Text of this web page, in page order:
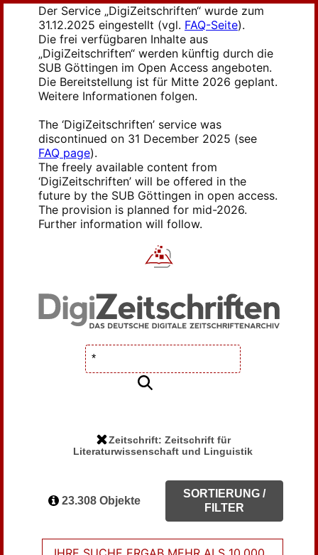
Der Service „DigiZeitschriften“ wurde zum
31.12.2025 eingestellt (vgl. FAQ-Seite).
Die frei verfügbaren Inhalte aus
„DigiZeitschriften“ werden künftig durch die
SUB Göttingen im Open Access angeboten.
Die Bereitstellung ist für Mitte 2026 geplant.
Weitere Informationen folgen.
The ‘DigiZeitschriften’ service was
discontinued on 31 December 2025 (see
FAQ page).
The freely available content from
‘DigiZeitschriften’ will be offered in the
future by the SUB Göttingen in open access.
The provision is planned for mid-2026.
Further information will follow.
Zeitschrift: Zeitschrift für
Literaturwissenschaft und Linguistik
23.308 Objekte
SORTIERUNG /
FILTER